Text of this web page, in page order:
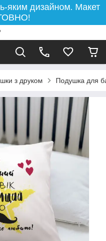
яким дизайном. Макет
з друком Подушка для